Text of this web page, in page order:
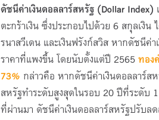
ดัชนีค่าเงินดอลลาร์สหรัฐ (Dollar Index)
ตะกร้าเงิน ซึ่งประกอบไปด้วย 6 สกุลเงิน
รนาสวีเดน และเงินฟรังก์สวิส หากดัชนีค่
ราคาที่แพงขึ้น โดยนับตั้งแต่ปี 2565ทอง
73% กล่าวคือ หากดัชนีค่าเงินดอลลาร์ส
สหรัฐทำระดับสูงสุดในรอบ 20 ปีที่ระดับ
ที่ผ่านมา ดัชนีค่าเงินดอลลาร์สหรัฐปรับล